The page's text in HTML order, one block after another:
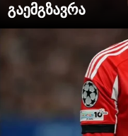
გაემგზავრა